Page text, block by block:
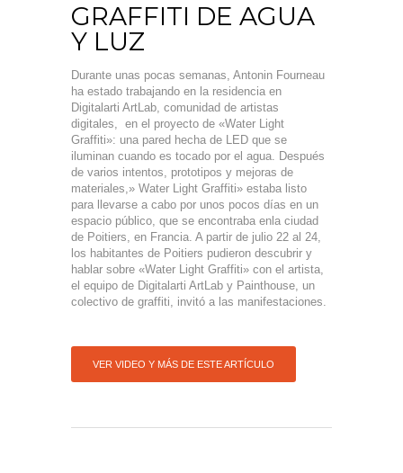
GRAFFITI DE AGUA
Y LUZ
Durante unas pocas semanas, Antonin Fourneau
ha estado trabajando en la residencia en
Digitalarti ArtLab, comunidad de artistas
digitales, en el proyecto de «Water Light
Graffiti»: una pared hecha de LED que se
iluminan cuando es tocado por el agua. Después
de varios intentos, prototipos y mejoras de
materiales,» Water Light Graffiti» estaba listo
para llevarse a cabo por unos pocos días en un
espacio público, que se encontraba enla ciudad
de Poitiers, en Francia. A partir de julio 22 al 24,
los habitantes de Poitiers pudieron descubrir y
hablar sobre «Water Light Graffiti» con el artista,
el equipo de Digitalarti ArtLab y Painthouse, un
colectivo de graffiti, invitó a las manifestaciones.
VER VIDEO Y MÁS DE ESTE ARTÍCULO